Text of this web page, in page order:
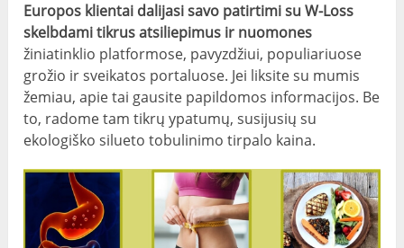
Europos klientai dalijasi savo patirtimi su W-Loss
skelbdami tikrus atsiliepimus ir nuomones
žiniatinklio platformose, pavyzdžiui, populiariuose
grožio ir sveikatos portaluose. Jei liksite su mumis
žemiau, apie tai gausite papildomos informacijos. Be
to, radome tam tikrų ypatumų, susijusių su
ekologiško silueto tobulinimo tirpalo kaina.